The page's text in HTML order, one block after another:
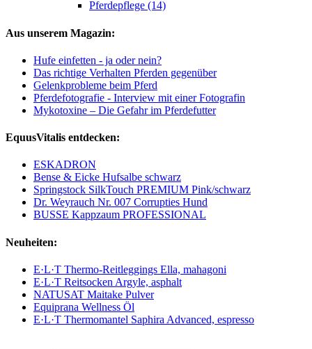
Pferdepflege (14)
Aus unserem Magazin:
Hufe einfetten - ja oder nein?
Das richtige Verhalten Pferden gegenüber
Gelenkprobleme beim Pferd
Pferdefotografie - Interview mit einer Fotografin
Mykotoxine – Die Gefahr im Pferdefutter
EquusVitalis entdecken:
ESKADRON
Bense & Eicke Hufsalbe schwarz
Springstock SilkTouch PREMIUM Pink/schwarz
Dr. Weyrauch Nr. 007 Corrupties Hund
BUSSE Kappzaum PROFESSIONAL
Neuheiten:
E·L·T Thermo-Reitleggings Ella, mahagoni
E·L·T Reitsocken Argyle, asphalt
NATUSAT Maitake Pulver
Equiprana Wellness Öl
E·L·T Thermomantel Saphira Advanced, espresso